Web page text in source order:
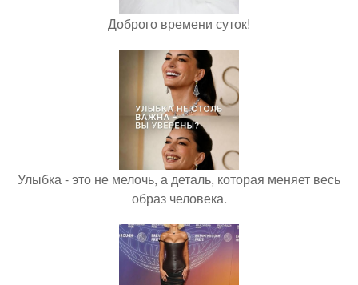
Доброго времени суток!
Улыбка - это не мелочь, а деталь, которая меняет весь
образ человека.